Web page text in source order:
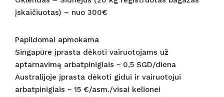
įskaičiuotas) – nuo 300€
Papildomai apmokama
Singapūre įprasta dėkoti vairuotojams už
aptarnavimą arbatpinigiais ~ 0,5 SGD/diena
Australijoje įprasta dėkoti gidui ir vairuotojui
arbatpinigiais ~ 15 €/asm./visai kelionei